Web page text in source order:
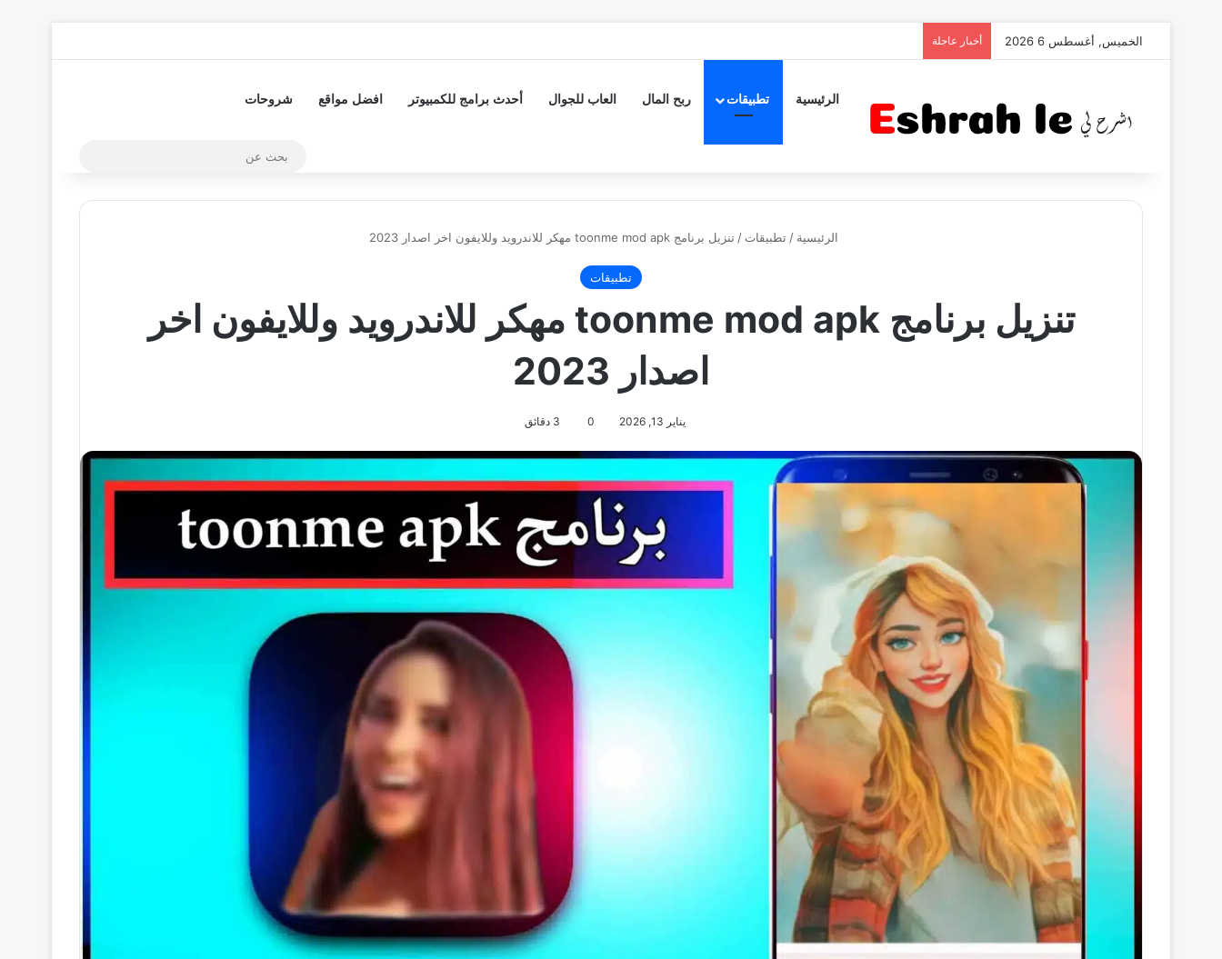
الخميس, أغسطس 6 2026 أخبار عاجلة
الرئيسية تطبيقات ربح المال العاب للجوال أحدث برامج للكمبيوتر افضل مواقع شروحات
الرئيسية / تطبيقات / تنزيل برنامج toonme mod apk مهكر للاندرويد وللايفون اخر اصدار 2023
تطبيقات
تنزيل برنامج toonme mod apk مهكر للاندرويد وللايفون اخر
اصدار 2023
يناير 13, 2026 0